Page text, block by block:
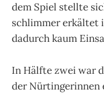
dem Spiel stellte
schlimmer erkältet
dadurch kaum
In Hälfte zwei war
der Nürtingerinnen